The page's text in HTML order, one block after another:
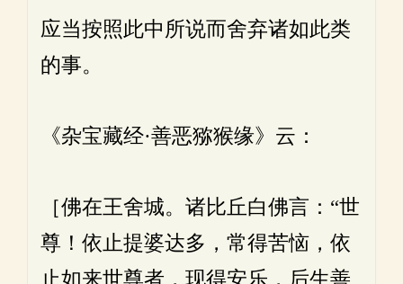
应当按照此中所说而舍弃诸如此类
的事。
《杂宝藏经·善恶猕猴缘》云：
［佛在王舍城。诸比丘白佛言：“世
尊！依止提婆达多，常得苦恼，依
止如来世尊者，现得安乐，后生善